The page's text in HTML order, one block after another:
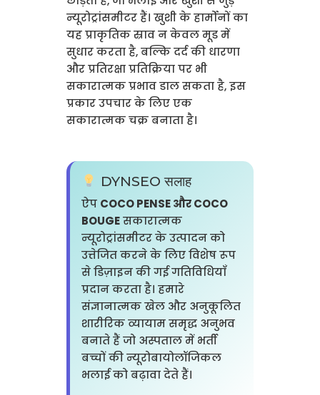
न्यूरोट्रांसमीटर हैं। खुशी के हार्मोनों का
यह प्राकृतिक स्राव न केवल मूड में
सुधार करता है, बल्कि दर्द की धारणा
और प्रतिरक्षा प्रतिक्रिया पर भी
सकारात्मक प्रभाव डाल सकता है, इस
प्रकार उपचार के लिए एक
सकारात्मक चक्र बनाता है।
DYNSEO सलाह
ऐप COCO PENSE और COCO
BOUGEसकारात्मक
न्यूरोट्रांसमीटर के उत्पादन को
उत्तेजित करने के लिए विशेष रूप
से डिज़ाइन की गई गतिविधियाँ
प्रदान करता है। हमारे
संज्ञानात्मक खेल और अनुकूलित
शारीरिक व्यायाम समृद्ध अनुभव
बनाते हैं जो अस्पताल में भर्ती
बच्चों की न्यूरोबायोलॉजिकल
भलाई को बढ़ावा देते हैं।